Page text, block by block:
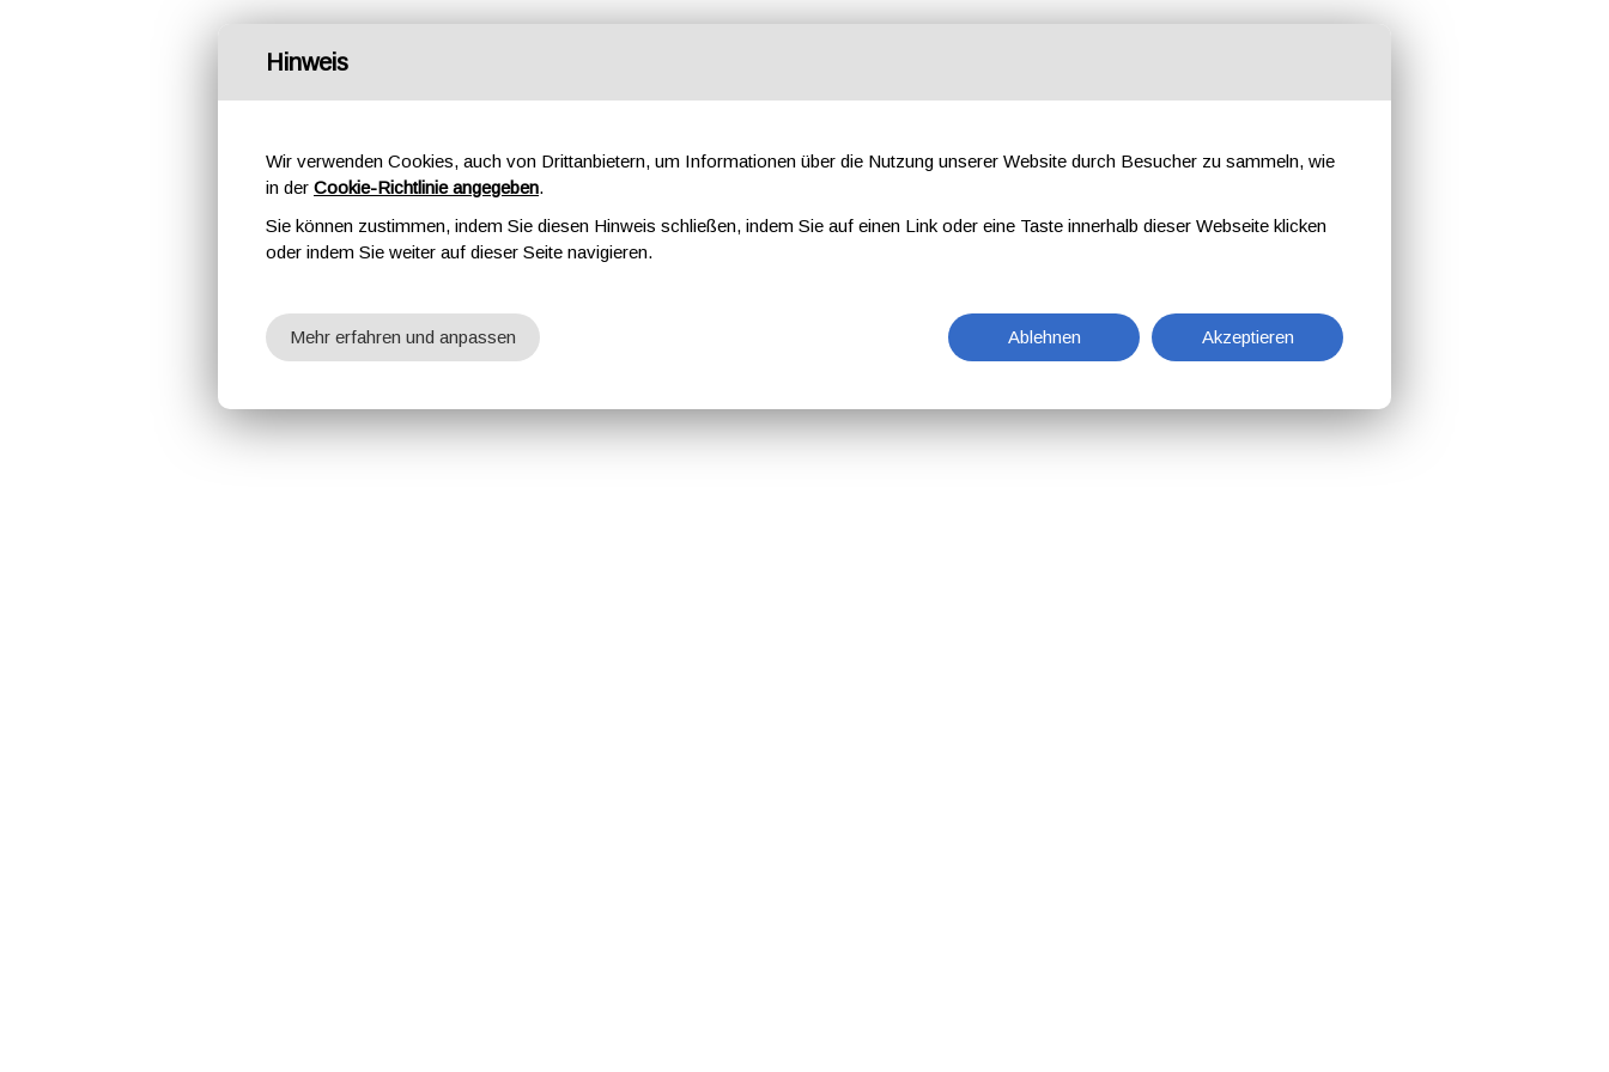
Hinweis
Wir verwenden Cookies, auch von Drittanbietern, um Informationen über die Nutzung unserer Website durch Besucher zu sammeln, wie
in der Cookie-Richtlinie angegeben.
Sie können zustimmen, indem Sie diesen Hinweis schließen, indem Sie auf einen Link oder eine Taste innerhalb dieser Webseite klicken
oder indem Sie weiter auf dieser Seite navigieren.
Ablehnen Akzeptieren
Mehr erfahren und anpassen